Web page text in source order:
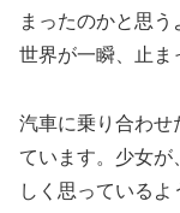
まったのかと思う
世界が一瞬、止ま
汽車に乗り合わせ
ています。少女が
しく思っている